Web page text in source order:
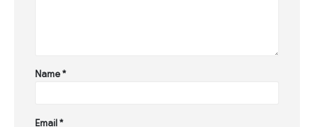
Name*
Email*